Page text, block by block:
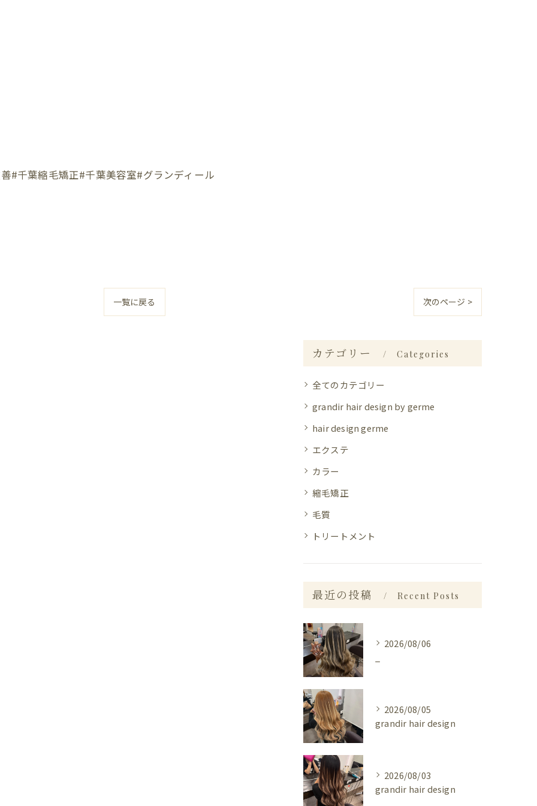
#千葉縮毛矯正#千葉美容室#グランディール
一覧に戻る 次のページ >
カテゴリー Categories
全てのカテゴリー
grandir hair design by germe
hair design germe
エクステ
カラー
縮毛矯正
毛質
トリートメント
最近の投稿 Recent Posts
2026/08/06
2026/08/05
grandir hair design
2026/08/03
grandir hair design